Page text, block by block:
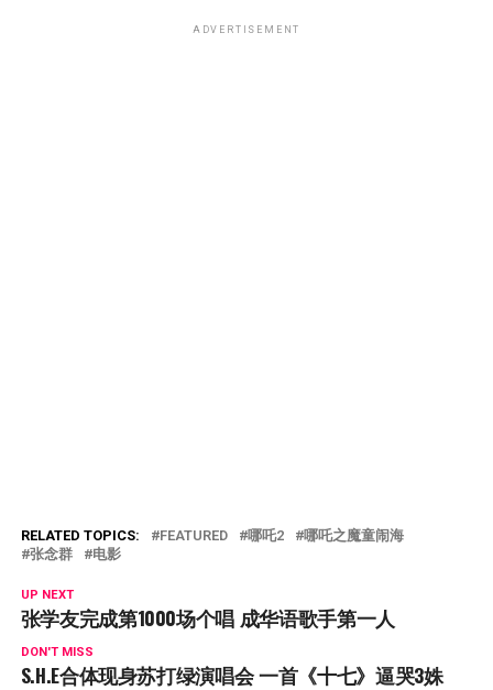
ADVERTISEMENT
RELATED TOPICS: FEATURED 哪吒2
哪吒之魔童闹海
张念群
电影
UP NEXT
张学友完成第1000场个唱 成华语歌手第一人
DON'T MISS
S.H.E合体现身苏打绿演唱会 一首《十七》逼哭3姝